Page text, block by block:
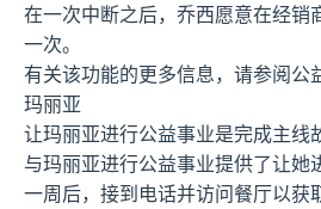
在一次中断之后，乔西愿意在经销
一次。
有关该功能的更多信息，请参阅公
玛丽亚
让玛丽亚进行公益事业是完成主线
与玛丽亚进行公益事业提供了让她
一周后，接到电话并访问餐厅以获